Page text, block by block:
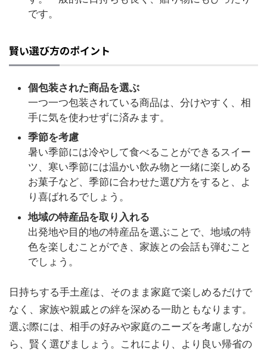
です。
賢い選び方のポイント
個包装された商品を選ぶ
一つ一つ包装されている商品は、分けやすく、相
手に気を使わせずに済みます。
季節を考慮
暑い季節には冷やして食べることができるスイー
ツ、寒い季節には温かい飲み物と一緒に楽しめる
お菓子など、季節に合わせた選び方をすると、よ
り喜ばれるでしょう。
地域の特産品を取り入れる
出発地や目的地の特産品を選ぶことで、地域の特
色を楽しむことができ、家族との会話も弾むこと
でしょう。
日持ちする手土産は、そのまま家庭で楽しめるだけで
なく、家族や親戚との絆を深める一助ともなります。
選ぶ際には、相手の好みや家庭のニーズを考慮しなが
ら、賢く選びましょう。これにより、より良い帰省の